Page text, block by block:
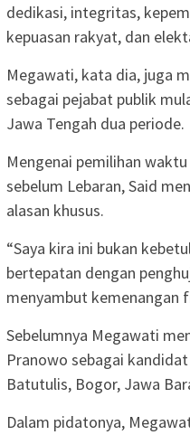
dedikasi, integritas,
kepuasan rakyat, dan
Megawati, kata dia, juga
sebagai pejabat publik
Jawa Tengah dua periode.
Mengenai pemilihan
sebelum Lebaran, Said
alasan khusus.
“Saya kira ini bukan
bertepatan dengan
menyambut kemenangan
Sebelumnya Megawati
Pranowo sebagai
Batutulis, Bogor, Jawa
Dalam pidatonya,